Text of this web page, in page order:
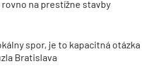
na prestížne stavby
spor, je to kapacitná otázka
Bratislava